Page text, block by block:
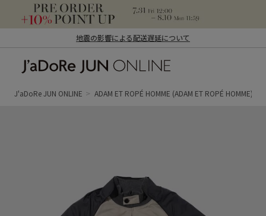
地震の影響による配送遅延について
ン オンライン）
J'aDoRe JUN ONLINE ADAM ET ROPÉ HOMME (ADAM ET ROPÉ HOMME)